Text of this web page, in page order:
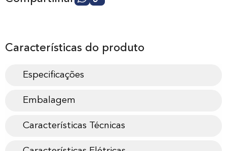
Características do produto
Especificações
Embalagem
Características Técnicas